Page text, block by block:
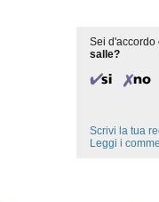
Sei d'accordo
salle?
Scrivi la tua
Leggi i